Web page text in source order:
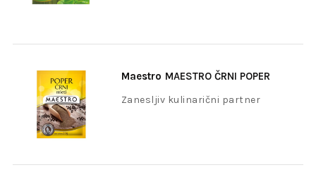
Maestro MAESTRO ČRNI POPER
MLETI 20G
Zanesljiv kulinarični partner